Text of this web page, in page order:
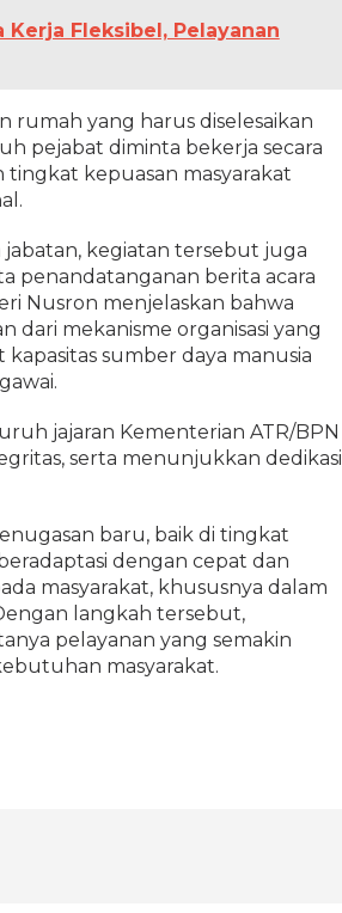
Kerja Fleksibel, Pelayanan
rumah yang harus diselesaikan
pejabat diminta bekerja secara
kepuasan masyarakat
kegiatan tersebut juga
penandatanganan berita acara
Nusron menjelaskan bahwa
dari mekanisme organisasi yang
sumber daya manusia
jajaran Kementerian ATR/BPN
serta menunjukkan dedikasi
baru, baik di tingkat
dengan cepat dan
masyarakat, khususnya dalam
langkah tersebut,
pelayanan yang semakin
masyarakat.